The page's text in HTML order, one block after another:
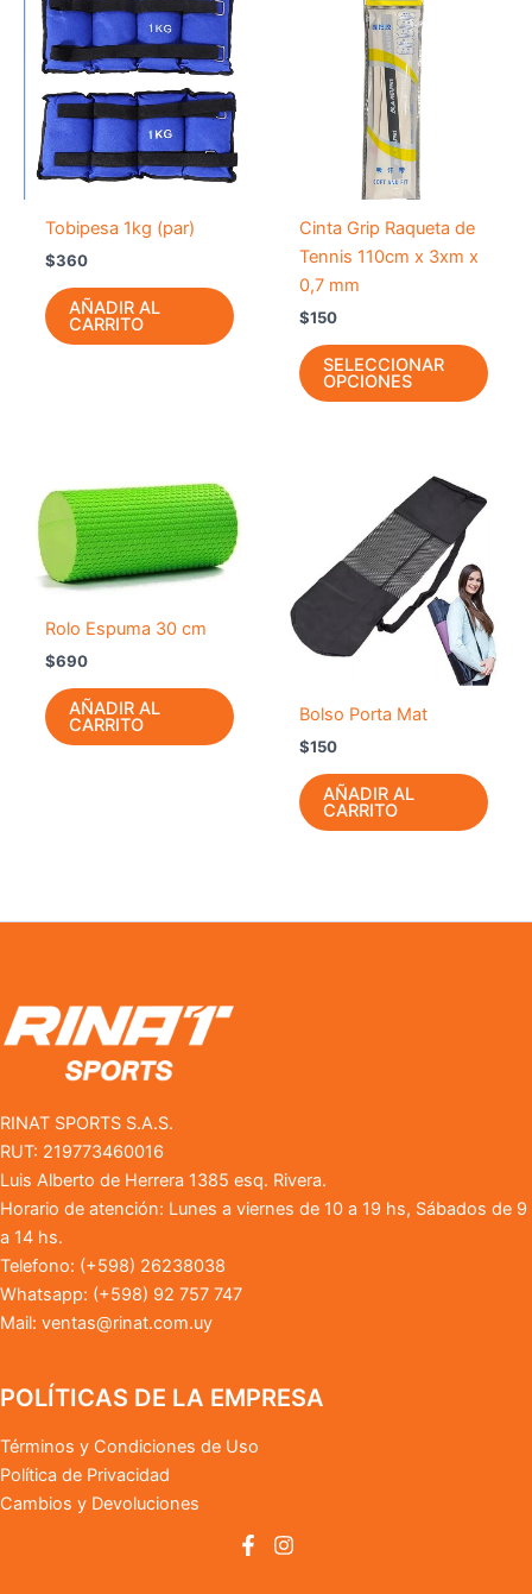
Tobipesa 1kg (par)
$360
AÑADIR AL
CARRITO
Cinta Grip Raqueta de
Tennis 110cm x 3xm x
0,7 mm
$150
SELECCIONAR
OPCIONES
Rolo Espuma 30 cm
$690
AÑADIR AL
CARRITO
Bolso Porta Mat
$150
AÑADIR AL
CARRITO
RINAT SPORTS S.A.S.
RUT: 219773460016
Luis Alberto de Herrera 1385 esq. Rivera.
Horario de atención: Lunes a viernes de 10 a 19 hs, Sábados de 9
a 14 hs.
Telefono: (+598) 26238038
Whatsapp: (+598) 92 757 747
Mail: ventas@rinat.com.uy
POLÍTICAS DE LA EMPRESA
Términos y Condiciones de Uso
Política de Privacidad
Cambios y Devoluciones